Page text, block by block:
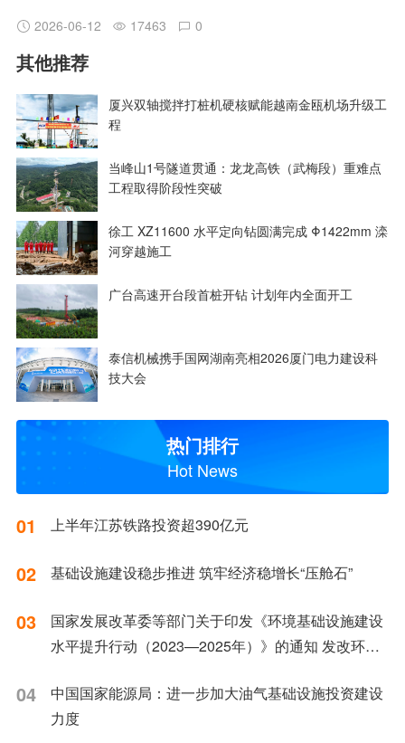
2026-06-12 17463 0
其他推荐
厦兴双轴搅拌打桩机硬核赋能越南金瓯机场升级工
程
当峰山1号隧道贯通：龙龙高铁（武梅段）重难点
工程取得阶段性突破
徐工 XZ11600 水平定向钻圆满完成 Φ1422mm 滦
河穿越施工
广台高速开台段首桩开钻 计划年内全面开工
泰信机械携手国网湖南亮相2026厦门电力建设科
技大会
热门排行
Hot News
01 上半年江苏铁路投资超390亿元
02 基础设施建设稳步推进 筑牢经济稳增长“压舱石”
03
国家发展改革委等部门关于印发《环境基础设施建设
水平提升行动（2023—2025年）》的通知 发改环资
04
中国国家能源局：进一步加大油气基础设施投资建设
力度